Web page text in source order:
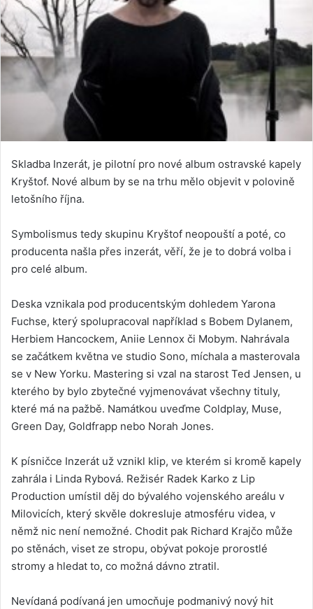
Skladba Inzerát, je pilotní pro nové album ostravské kapely
Kryštof. Nové album by se na trhu mělo objevit v polovině
letošního října.
Symbolismus tedy skupinu Kryštof neopouští a poté, co
producenta našla přes inzerát, věří, že je to dobrá volba i
pro celé album.
Deska vznikala pod producentským dohledem Yarona
Fuchse, který spolupracoval například s Bobem Dylanem,
Herbiem Hancockem, Aniie Lennox či Mobym. Nahrávala
se začátkem května ve studio Sono, míchala a masterovala
se v New Yorku. Mastering si vzal na starost Ted Jensen, u
kterého by bylo zbytečné vyjmenovávat všechny tituly,
které má na pažbě. Namátkou uveďme Coldplay, Muse,
Green Day, Goldfrapp nebo Norah Jones.
K písničce Inzerát už vznikl klip, ve kterém si kromě kapely
zahrála i Linda Rybová. Režisér Radek Karko z Lip
Production umístil děj do bývalého vojenského areálu v
Milovicích, který skvěle dokresluje atmosféru videa, v
němž nic není nemožné. Chodit pak Richard Krajčo může
po stěnách, viset ze stropu, obývat pokoje prorostlé
stromy a hledat to, co možná dávno ztratil.
Nevídaná podívaná jen umocňuje podmanivý nový hit